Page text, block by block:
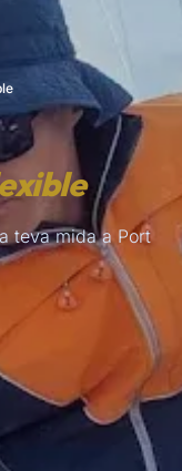
teva mida a Port